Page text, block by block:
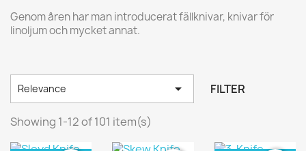
Genom åren har man introducerat fällknivar, knivar för
linoljum och mycket annat.
Relevance  FILTER
Showing 1-12 of 101 item(s)